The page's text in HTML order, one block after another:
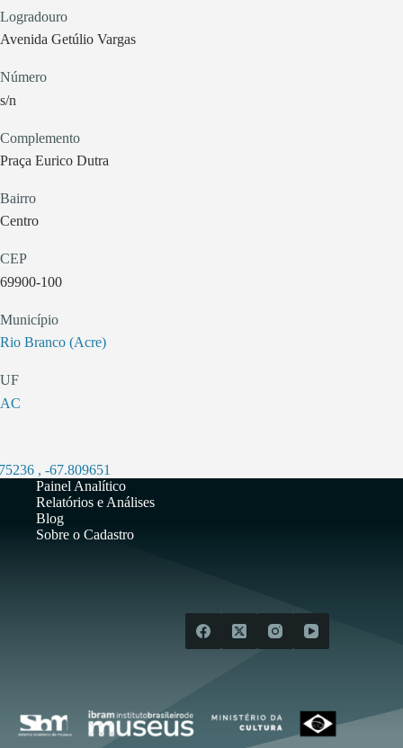
Logradouro
Avenida Getúlio Vargas
Número
s/n
Complemento
Praça Eurico Dutra
Bairro
Centro
CEP
69900-100
Município
Rio Branco (Acre)
UF
AC
, -67.809651
Painel Analítico
Relatórios e Análises
Blog
Sobre o Cadastro